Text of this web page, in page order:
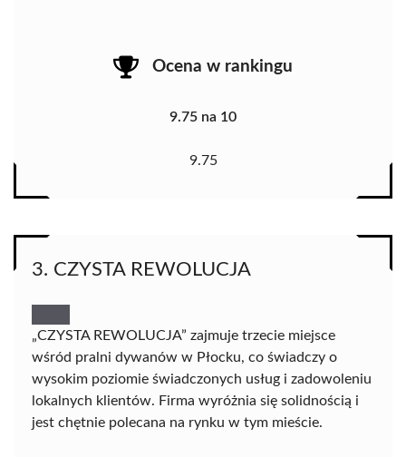
Ocena w rankingu
9.75 na 10
9.75
3. CZYSTA REWOLUCJA
„CZYSTA REWOLUCJA” zajmuje trzecie miejsce
wśród pralni dywanów w Płocku, co świadczy o
wysokim poziomie świadczonych usług i zadowoleniu
lokalnych klientów. Firma wyróżnia się solidnością i
jest chętnie polecana na rynku w tym mieście.